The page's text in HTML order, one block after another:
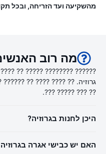
מהשקיעה ועד הזריחה, ובכל
מה רוב
?????????? ????? ????
גרוזיה. ?? ???? ???? ??
?? ??? ????? ???.
היכן לחנות בגרוזיה?
האם יש כבישי אגרה